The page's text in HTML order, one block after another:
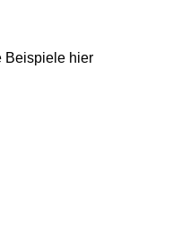
Beispiele hier